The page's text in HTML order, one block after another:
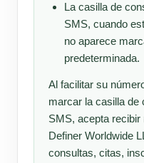
La casilla de
SMS, cuando
no aparece
predeterminada.
Al facilitar su
marcar la casilla de
SMS, acepta
Definer Worldwide
consultas, citas,